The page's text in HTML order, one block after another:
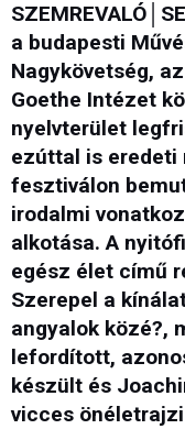
a budapesti
Nagykövetség,
Goethe Intézet
nyelvterület
ezúttal is eredeti
fesztiválon
irodalmi
alkotása. A
egész élet című
Szerepel a
angyalok közé?,
lefordított,
készült és
vicces